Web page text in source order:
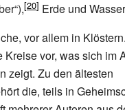
Erde und
vor allem in
vor, was sich im
zeigt. Zu den ältesten
die, teils in